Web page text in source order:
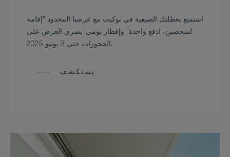
استمتع بعطلتك الصيفية في بوكيت مع عرضنا المحدود "إقامة
لشخصين، ادفع واحدة" وإفطار يومي. يسري العرض على
الحجوزات حتى 3 يونيو 2025.
يستكشف